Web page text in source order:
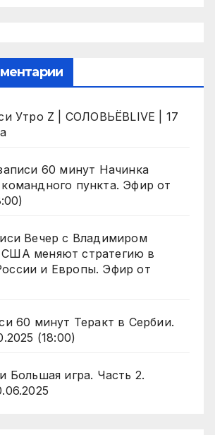
Утро Z | СОЛОВЬЁВLIVE | 17
60 минут Начинка
пункта. Эфир от
Вечер с Владимиром
меняют стратегию в
и Европы. Эфир от
60 минут Теракт в Сербии.
(18:00)
Большая игра. Часть 2.